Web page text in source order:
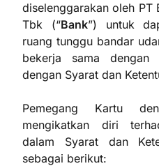
diselenggarakan oleh PT
Tbk (“Bank”) untuk
ruang tunggu bandar
bekerja sama dengan
dengan Syarat dan
Pemegang Kartu
mengikatkan diri
dalam Syarat dan
sebagai berikut: